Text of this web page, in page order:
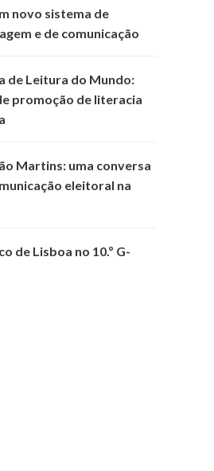
novo sistema de
e de comunicação
de Leitura do Mundo:
promoção de literacia
Martins: uma conversa
eleitoral na
de Lisboa no 10.º G-